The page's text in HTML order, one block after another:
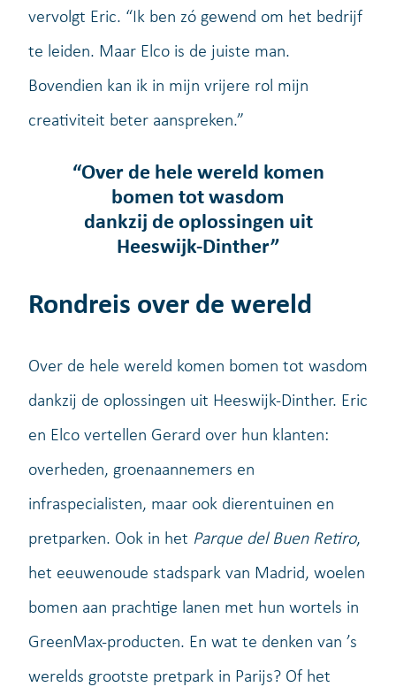
vervolgt Eric. “Ik ben zó gewend om het bedrijf
te leiden. Maar Elco is de juiste man.
Bovendien kan ik in mijn vrijere rol mijn
creativiteit beter aanspreken.”
“Over de hele wereld komen
bomen tot wasdom
dankzij de oplossingen uit
Heeswijk-Dinther”
Rondreis over de wereld
Over de hele wereld komen bomen tot wasdom
dankzij de oplossingen uit Heeswijk-Dinther. Eric
en Elco vertellen Gerard over hun klanten:
overheden, groenaannemers en
infraspecialisten, maar ook dierentuinen en
pretparken. Ook in het Parque del Buen Retiro,
het eeuwenoude stadspark van Madrid, woelen
bomen aan prachtige lanen met hun wortels in
GreenMax-producten. En wat te denken van ’s
werelds grootste pretpark in Parijs? Of het